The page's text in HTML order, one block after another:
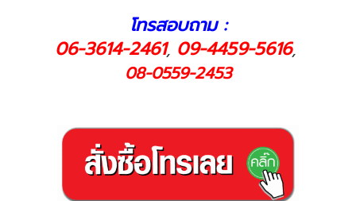
โทรสอบถาม :
06-3614-2461, 09-4459-5616,
08-0559-2453